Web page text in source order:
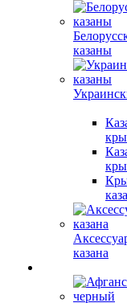
казаны
казана